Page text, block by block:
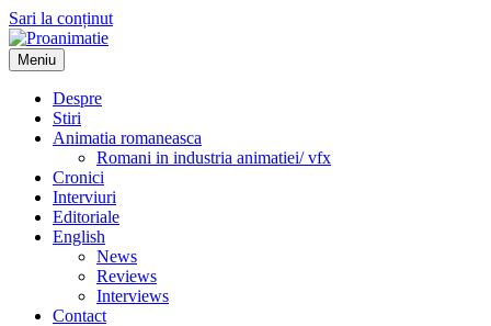
Sari la conținut
Proanimatie
Stiri despre filme de animatie
Meniu
Despre
Stiri
Animatia romaneasca
Romani in industria animatiei/ vfx
Cronici
Interviuri
Editoriale
English
News
Reviews
Interviews
Contact